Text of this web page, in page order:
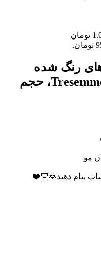
قیمت اصلی: 1.050.000 تومان
رنگ شده
ترزمه، Tresemme revitalize color، حجم
مو
پیام دهید🙏🏻❤️